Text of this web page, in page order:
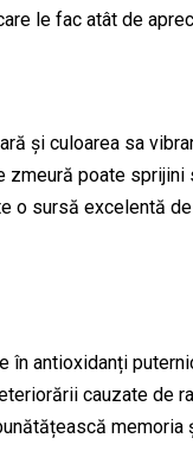
le fac atât de
și culoarea sa
zmeură poate
o sursă excelentă
antioxidanți
cauzate de
memoria